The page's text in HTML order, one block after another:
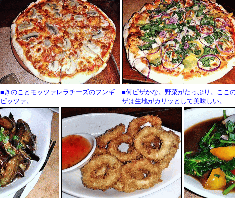
■きのことモッツァレラチーズのフンギ
ピッツァ。
■何ピザかな。野菜がたっぷり。ここ
ザは生地がカリッとして美味しい。